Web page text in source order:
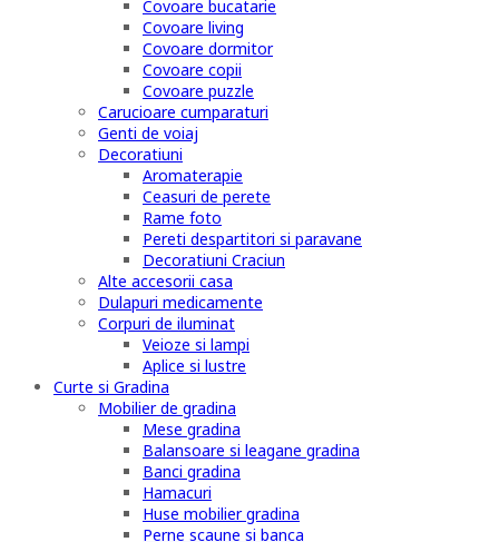
Covoare bucatarie
Covoare living
Covoare dormitor
Covoare copii
Covoare puzzle
Carucioare cumparaturi
Genti de voiaj
Decoratiuni
Aromaterapie
Ceasuri de perete
Rame foto
Pereti despartitori si paravane
Decoratiuni Craciun
Alte accesorii casa
Dulapuri medicamente
Corpuri de iluminat
Veioze si lampi
Aplice si lustre
Curte si Gradina
Mobilier de gradina
Mese gradina
Balansoare si leagane gradina
Banci gradina
Hamacuri
Huse mobilier gradina
Perne scaune si banca